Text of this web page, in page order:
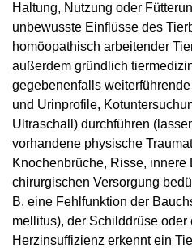
Haltung, Nutzung oder
unbewusste Einflüsse des
homöopathisch arbeitender
außerdem gründlich
gegebenenfalls
und Urinprofile,
Ultraschall) durchführen
vorhandene physische
Knochenbrüche, Risse, innere
chirurgischen Versorgung
B. eine Fehlfunktion der
mellitus), der Schilddrüse
Herzinsuffizienz erkennt ein